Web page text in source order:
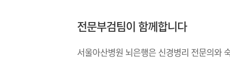
전문부검팀이 함께합니다
서울아산병원 뇌은행은 신경병리 전문의와